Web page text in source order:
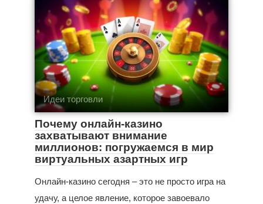
Идеи торговли
Почему онлайн-казино
захватывают внимание
миллионов: погружаемся в мир
виртуальных азартных игр
Онлайн-казино сегодня – это не просто игра на
удачу, а целое явление, которое завоевало